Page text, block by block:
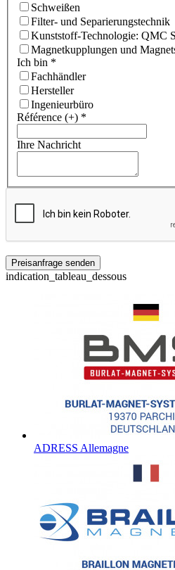
Schweißen
Filter- und Separierungstechnik
Kunststoff-Technologie: QMC
Magnetkupplungen und
Ich bin *
Fachhändler
Hersteller
Ingenieurbüro
Référence (+) *
Ihre Nachricht
indication_tableau_dessous
ADRESS Allemagne